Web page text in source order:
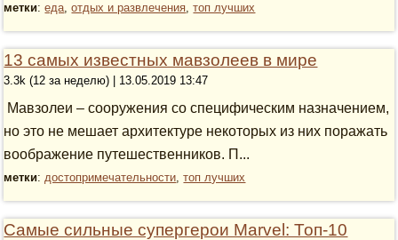
метки:еда,отдых и развлечения,топ лучших
13 самых известных мавзолеев в мире
3.3k (12 за неделю) | 13.05.2019 13:47
Мавзолеи – сооружения со специфическим назначением,
но это не мешает архитектуре некоторых из них поражать
воображение путешественников. П...
метки:достопримечательности,топ лучших
Самые сильные супергерои Marvel: Топ-10